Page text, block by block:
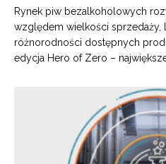
Rynek piw bezalkoholowych
względem wielkości sprzedaży,
różnorodności dostępnych
edycja Hero of Zero –